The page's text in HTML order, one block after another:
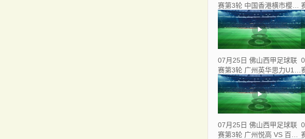
赛第3轮 中国香港横市樱花
VS 吉图省实青年 全场录像
07月25日 佛山西甲足球联
赛第3轮 广州英华思力U17
VS 三水强鸿轩青年 全场录
像
07月25日 佛山西甲足球联
赛第3轮 广州悦高 VS 百威·